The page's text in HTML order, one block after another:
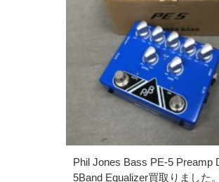
Phil Jones Bass PE-5 Preamp
5Band Equalizer買取りました